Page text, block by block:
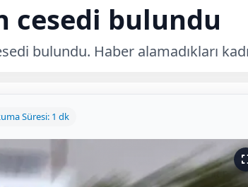
cesedi bulundu
bulundu. Haber alamadıkları
Süresi: 1 dk